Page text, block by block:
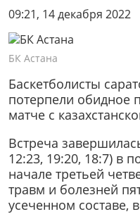
09:21, 14 декабря 2022
БК Астана
Баскетболисты
потерпели обидное
матче с
Встреча
12:23, 19:20, 18:7) в
начале третьей
травм и болезней
усеченном составе,